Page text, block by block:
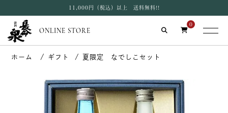
11,000円（税込）以上 送料無料!!
ONLINE STORE
0
ギフト 夏限定 なでしこセット